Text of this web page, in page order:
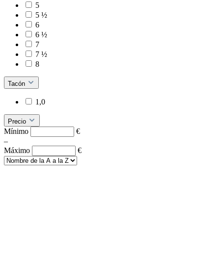
5
5 ½
6
6 ½
7
7 ½
8
Tacón
1,0
Precio
Mínimo
€
–
Máximo
€